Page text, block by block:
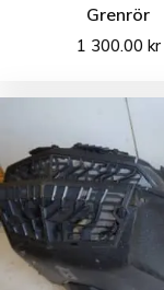
Grenrör
1 300.00 kr